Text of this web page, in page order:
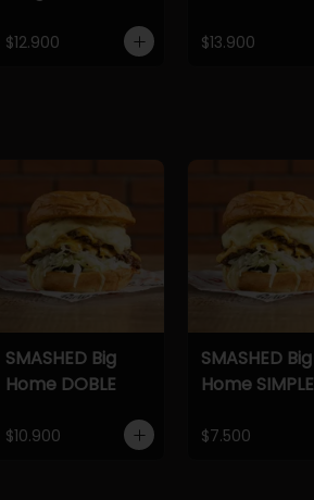
$12.900 $13.900
SMASHED Big
Home DOBLE
$10.900
SMASHED Big
Home SIMPLE
$7.500